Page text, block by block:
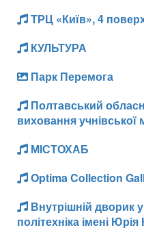
ТРЦ «Київ», 4
КУЛЬТУРА
Парк Перемога
Полтавський
виховання
МІСТОХАБ
Optima Collection
Внутрішній дворик
політехніка імені